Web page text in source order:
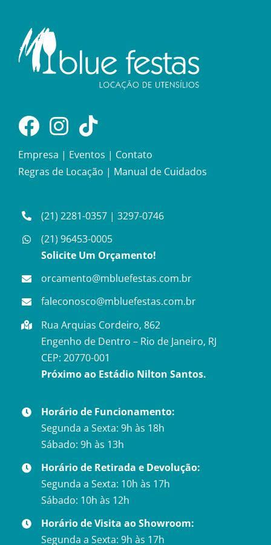
Empresa | Eventos | Contato
Regras de Locação | Manual de Cuidados
(21) 2281-0357 |3297-0746
(21) 96453-0005
Solicite Um Orçamento!
orcamento@mbluefestas.com.br
faleconosco@mbluefestas.com.br
Rua Arquias Cordeiro, 862
Engenho de Dentro – Rio de Janeiro, RJ
CEP: 20770-001
Próximo ao Estádio Nilton Santos.
Horário de Funcionamento:
Segunda a Sexta: 9h às 18h
Sábado: 9h às 13h
Horário de Retirada e Devolução:
Segunda a Sexta: 10h às 17h
Sábado: 10h às 12h
Horário de Visita ao Showroom:
Segunda a Sexta: 9h às 17h